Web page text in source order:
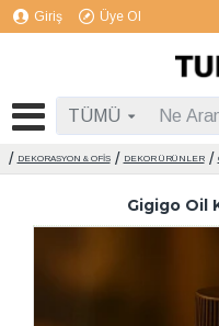
Giriş Üye Ol
TÜMÜ
DEKORASYON & OFİS DEKOR ÜRÜNLER
Gigigo Oil